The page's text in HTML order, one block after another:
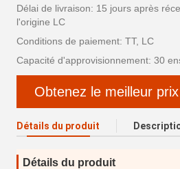
Délai de livraison: 15 jours après
l'origine LC
Conditions de paiement: TT, LC
Capacité d'approvisionnement: 30
Obtenez le meilleur prix
Détails du produit
Détails du produit